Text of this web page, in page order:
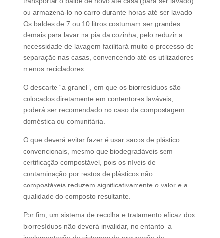
ou armazená-lo no carro durante horas até ser lavado.
Os baldes de 7 ou 10 litros costumam ser grandes
demais para lavar na pia da cozinha, pelo reduzir a
necessidade de lavagem facilitará muito o processo de
separação nas casas, convencendo até os utilizadores
menos recicladores.
O descarte “a granel”, em que os biorresíduos são
colocados diretamente em contentores laváveis,
poderá ser recomendado no caso da compostagem
doméstica ou comunitária.
O que deverá evitar fazer é usar sacos de plástico
convencionais, mesmo que biodegradáveis sem
certificação compostável, pois os níveis de
contaminação por restos de plásticos não
compostáveis reduzem significativamente o valor e a
qualidade do composto resultante.
Por fim, um sistema de recolha e tratamento eficaz dos
biorresíduos não deverá invalidar, no entanto, a